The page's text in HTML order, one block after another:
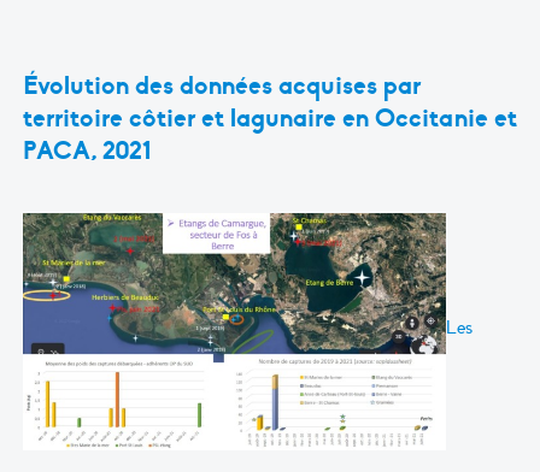
Évolution des données acquises par
territoire côtier et lagunaire en Occitanie et
PACA, 2021
Les